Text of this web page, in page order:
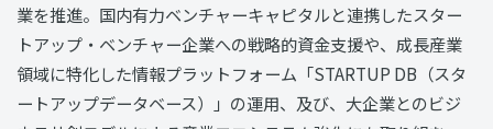
業を推進。国内有⼒ベンチャーキャピタルと連携したスター
トアップ・ベンチャー企業への戦略的資⾦⽀援や、成長産業
領域に特化した情報プラットフォーム「STARTUP DB（スタ
ートアップデータベース）」の運用、及び、大企業とのビジ